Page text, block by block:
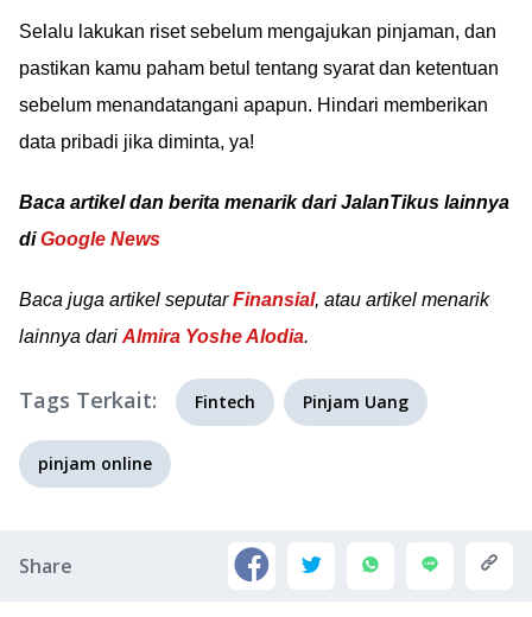
Selalu lakukan riset sebelum mengajukan pinjaman, dan
pastikan kamu paham betul tentang syarat dan ketentuan
sebelum menandatangani apapun. Hindari memberikan
data pribadi jika diminta, ya!
Baca artikel dan berita menarik dari JalanTikus lainnya
diGoogle News
Baca juga artikel seputarFinansial, atau artikel menarik
lainnya dari Almira Yoshe Alodia.
Tags Terkait: Fintech Pinjam Uang
pinjam online
Share